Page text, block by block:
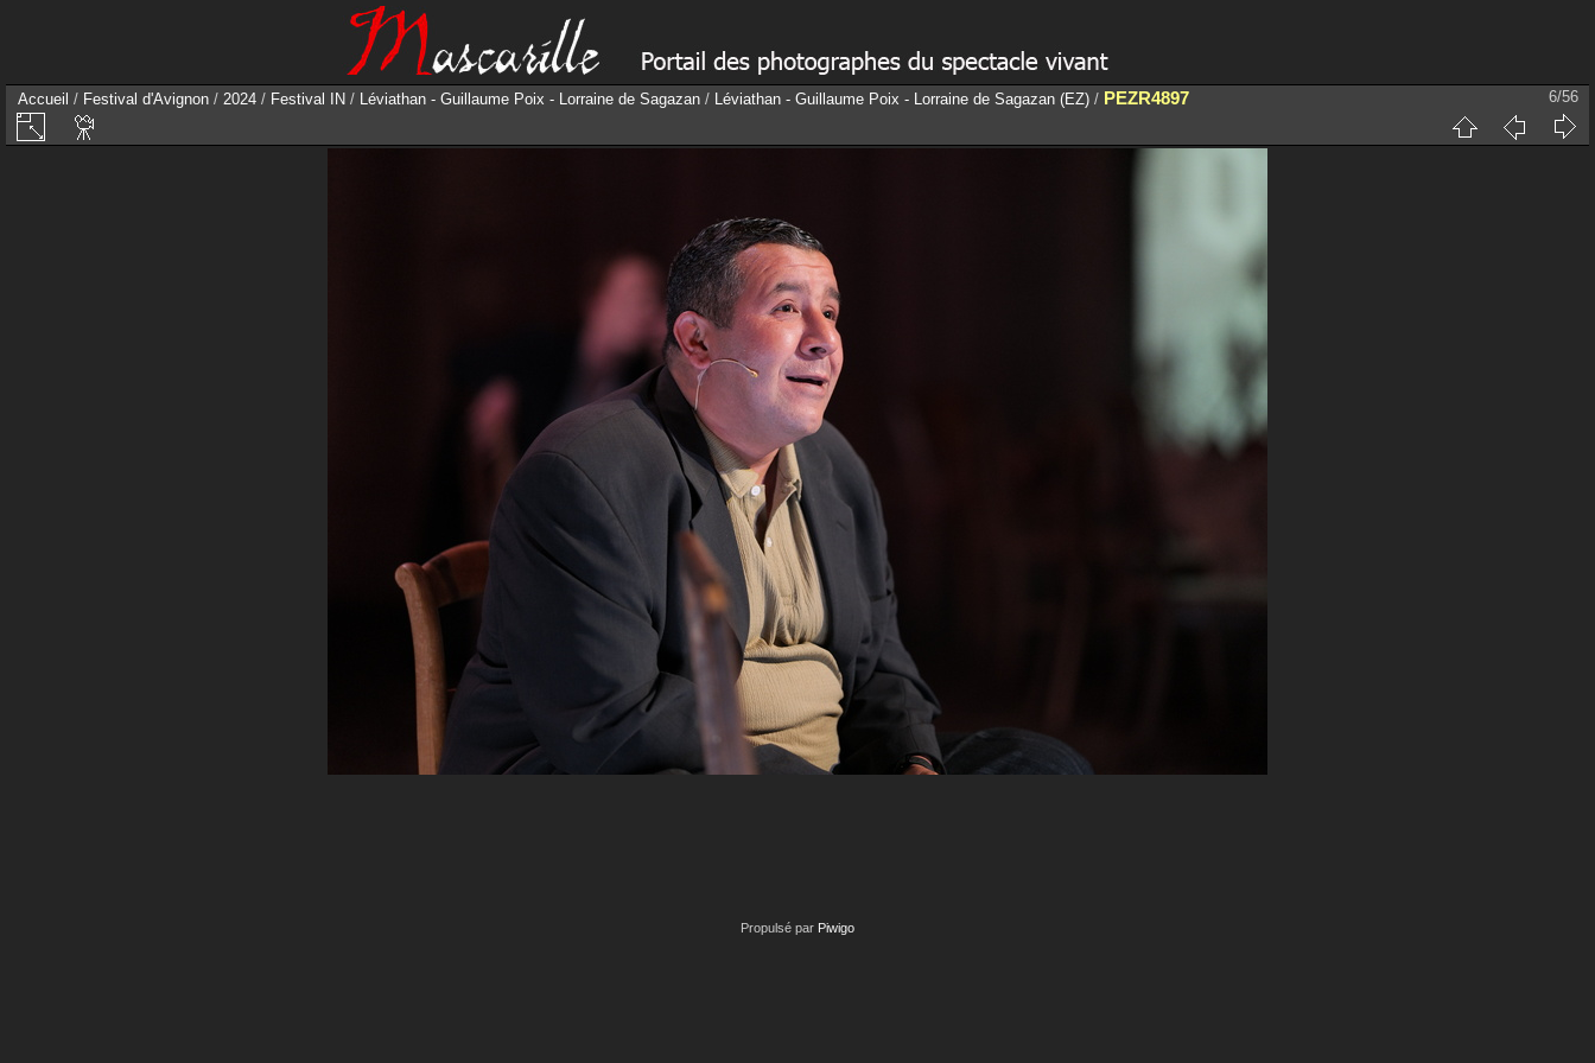
Accueil / Festival d'Avignon / 2024 / Festival IN / Léviathan - Guillaume Poix - Lorraine de Sagazan / Léviathan - Guillaume Poix - Lorraine de Sagazan (EZ) / PEZR4897 6/56
Propulsé par Piwigo